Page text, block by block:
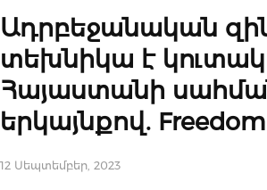
Ադրբեջանական
տեխնիկա է
Հայաստանի
երկայնքով.
12 Սեպտեմբեր, 2023